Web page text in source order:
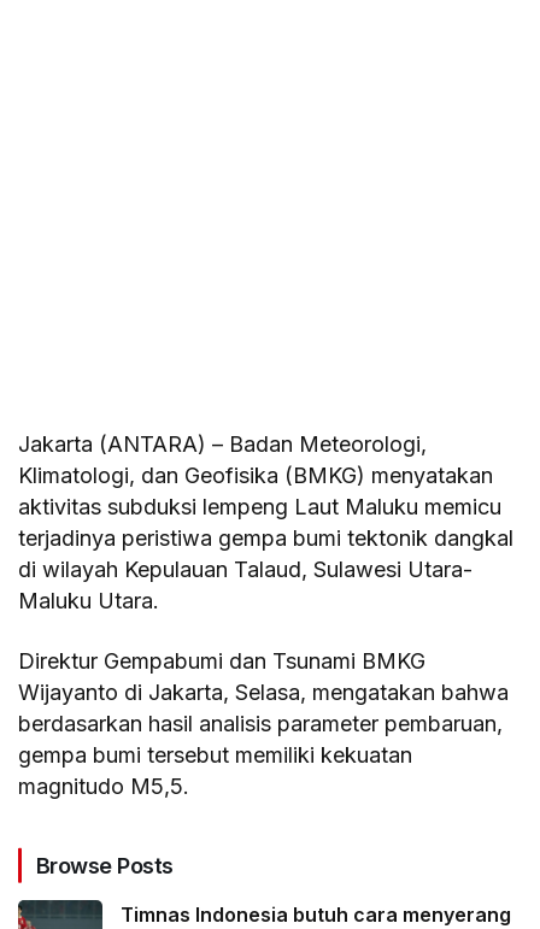
Jakarta (ANTARA) – Badan Meteorologi,
Klimatologi, dan Geofisika (BMKG) menyatakan
aktivitas subduksi lempeng Laut Maluku memicu
terjadinya peristiwa gempa bumi tektonik dangkal
di wilayah Kepulauan Talaud, Sulawesi Utara-
Maluku Utara.
Direktur Gempabumi dan Tsunami BMKG
Wijayanto di Jakarta, Selasa, mengatakan bahwa
berdasarkan hasil analisis parameter pembaruan,
gempa bumi tersebut memiliki kekuatan
magnitudo M5,5.
Browse Posts
Timnas Indonesia butuh cara menyerang